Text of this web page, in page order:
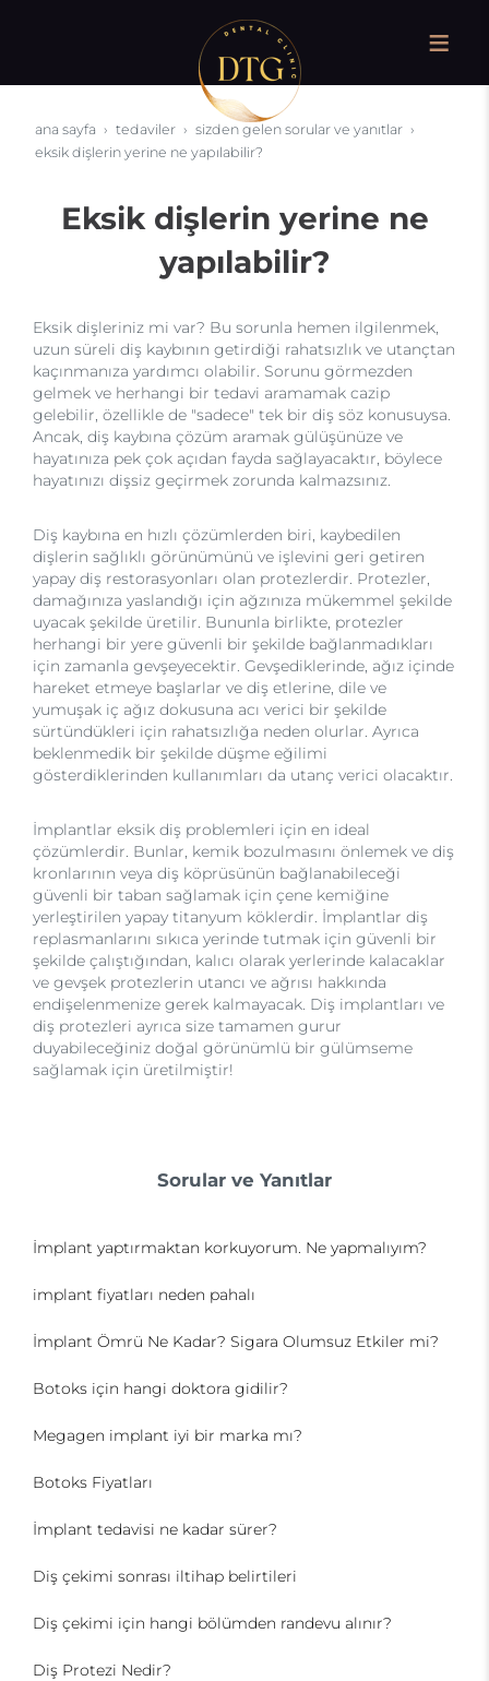
ana sayfa tedaviler
sizden gelen sorular ve yanıtlar
eksik dişlerin yerine ne yapılabilir?
Eksik dişlerin yerine ne
yapılabilir?
Eksik dişleriniz mi var? Bu sorunla hemen ilgilenmek,
uzun süreli diş kaybının getirdiği rahatsızlık ve utançtan
kaçınmanıza yardımcı olabilir. Sorunu görmezden
gelmek ve herhangi bir tedavi aramamak cazip
gelebilir, özellikle de "sadece" tek bir diş söz konusuysa.
Ancak, diş kaybına çözüm aramak gülüşünüze ve
hayatınıza pek çok açıdan fayda sağlayacaktır, böylece
hayatınızı dişsiz geçirmek zorunda kalmazsınız.
Diş kaybına en hızlı çözümlerden biri, kaybedilen
dişlerin sağlıklı görünümünü ve işlevini geri getiren
yapay diş restorasyonları olan protezlerdir. Protezler,
damağınıza yaslandığı için ağzınıza mükemmel şekilde
uyacak şekilde üretilir. Bununla birlikte, protezler
herhangi bir yere güvenli bir şekilde bağlanmadıkları
için zamanla gevşeyecektir. Gevşediklerinde, ağız içinde
hareket etmeye başlarlar ve diş etlerine, dile ve
yumuşak iç ağız dokusuna acı verici bir şekilde
sürtündükleri için rahatsızlığa neden olurlar. Ayrıca
beklenmedik bir şekilde düşme eğilimi
gösterdiklerinden kullanımları da utanç verici olacaktır.
İmplantlar eksik diş problemleri için en ideal
çözümlerdir. Bunlar, kemik bozulmasını önlemek ve diş
kronlarının veya diş köprüsünün bağlanabileceği
güvenli bir taban sağlamak için çene kemiğine
yerleştirilen yapay titanyum köklerdir. İmplantlar diş
replasmanlarını sıkıca yerinde tutmak için güvenli bir
şekilde çalıştığından, kalıcı olarak yerlerinde kalacaklar
ve gevşek protezlerin utancı ve ağrısı hakkında
endişelenmenize gerek kalmayacak. Diş implantları ve
diş protezleri ayrıca size tamamen gurur
duyabileceğiniz doğal görünümlü bir gülümseme
sağlamak için üretilmiştir!
Sorular ve Yanıtlar
İmplant yaptırmaktan korkuyorum. Ne yapmalıyım?
implant fiyatları neden pahalı
İmplant Ömrü Ne Kadar? Sigara Olumsuz Etkiler mi?
Botoks için hangi doktora gidilir?
Megagen implant iyi bir marka mı?
Botoks Fiyatları
İmplant tedavisi ne kadar sürer?
Diş çekimi sonrası iltihap belirtileri
Diş çekimi için hangi bölümden randevu alınır?
Diş Protezi Nedir?